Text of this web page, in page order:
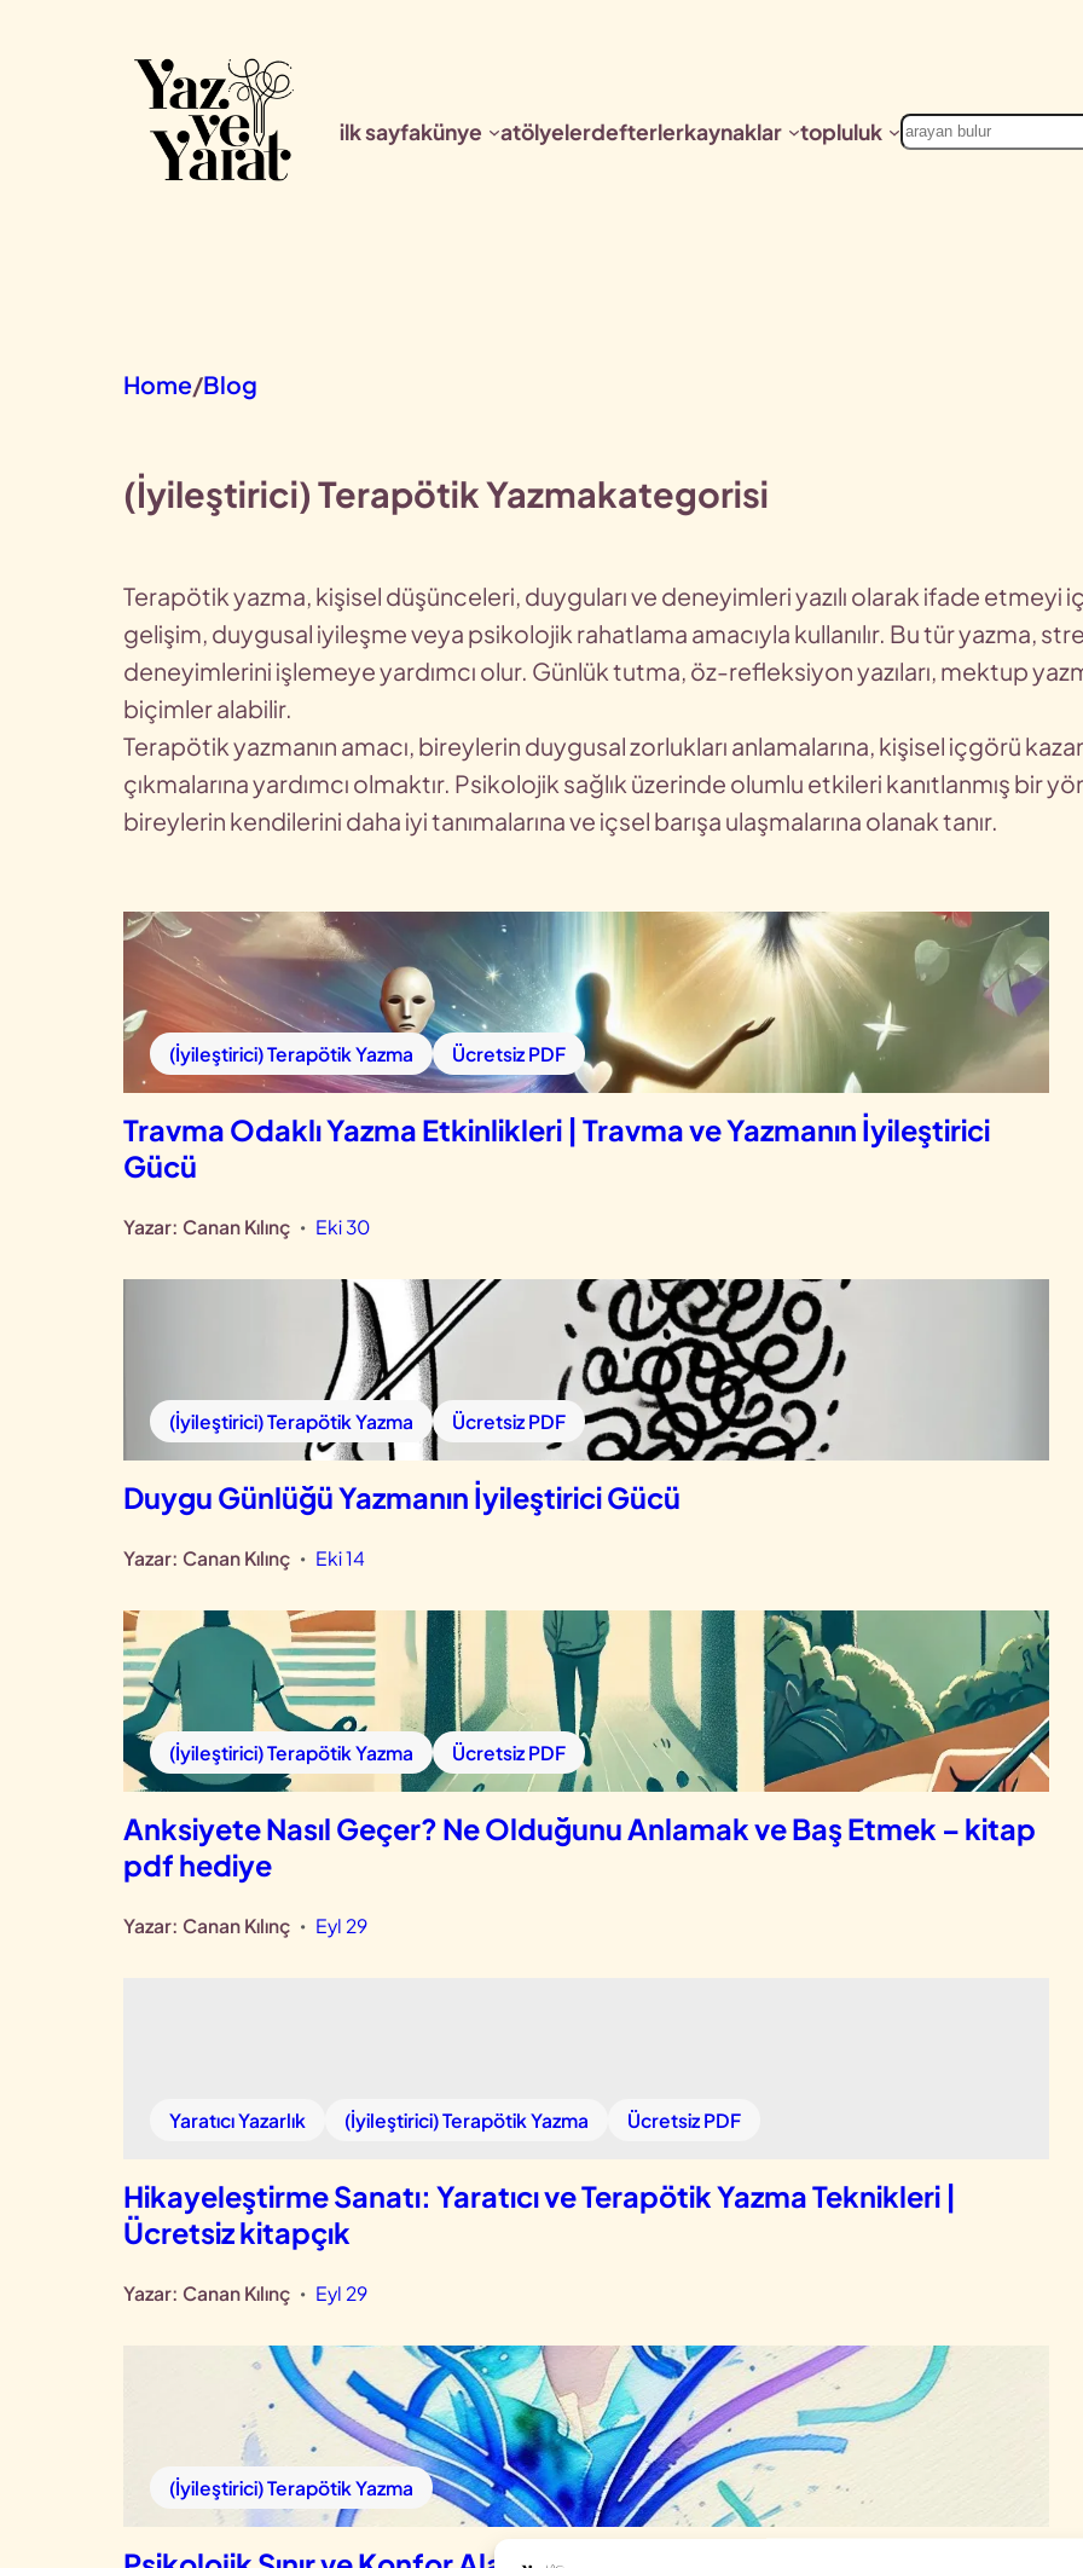
ilk sayfakünye atölyelerdefterlerkaynaklar topluluk Ara
Home/Blog
(İyileştirici) Terapötik Yazmakategorisi
Terapötik yazma, kişisel düşünceleri, duyguları ve deneyimleri yazılı olarak ifade etmeyi
gelişim, duygusal iyileşme veya psikolojik rahatlama amacıyla kullanılır. Bu tür yazma,
deneyimlerini işlemeye yardımcı olur. Günlük tutma, öz-refleksiyon yazıları, mektup
biçimler alabilir.
Terapötik yazmanın amacı, bireylerin duygusal zorlukları anlamalarına, kişisel içgörü
çıkmalarına yardımcı olmaktır. Psikolojik sağlık üzerinde olumlu etkileri kanıtlanmış bir
bireylerin kendilerini daha iyi tanımalarına ve içsel barışa ulaşmalarına olanak tanır.
(İyileştirici) Terapötik Yazma Ücretsiz PDF
Travma Odaklı Yazma Etkinlikleri | Travma ve Yazmanın İyileştirici
Gücü
Yazar: Canan Kılınç • Eki 30
(İyileştirici) Terapötik Yazma Ücretsiz PDF
Duygu Günlüğü Yazmanın İyileştirici Gücü
Yazar: Canan Kılınç • Eki 14
(İyileştirici) Terapötik Yazma Ücretsiz PDF
Anksiyete Nasıl Geçer? Ne Olduğunu Anlamak ve Baş Etmek – kitap
pdf hediye
Yazar: Canan Kılınç • Eyl 29
Yaratıcı Yazarlık (İyileştirici) Terapötik Yazma Ücretsiz PDF
Hikayeleştirme Sanatı: Yaratıcı ve Terapötik Yazma Teknikleri |
Ücretsiz kitapçık
Yazar: Canan Kılınç • Eyl 29
(İyileştirici) Terapötik Yazma